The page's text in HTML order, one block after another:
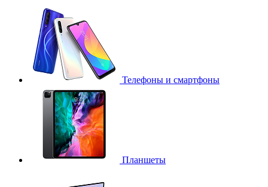
Телефоны и смартфоны
Планшеты